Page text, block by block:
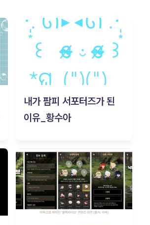
내가 팜피 서포터즈가 된
이유_황수아